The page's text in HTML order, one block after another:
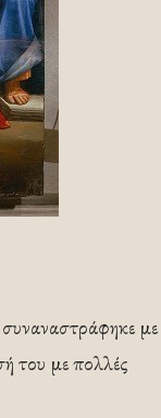
με
του με πολλές